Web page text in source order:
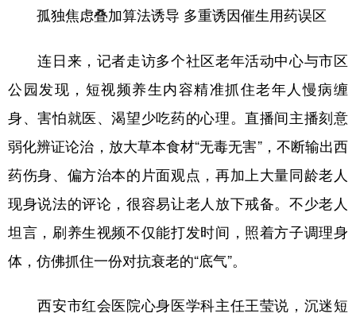
孤独焦虑叠加算法诱导 多重诱因催生用药误区
连日来，记者走访多个社区老年活动中心与市区
公园发现，短视频养生内容精准抓住老年人慢病缠
身、害怕就医、渴望少吃药的心理。直播间主播刻意
弱化辨证论治，放大草本食材“无毒无害”，不断输出西
药伤身、偏方治本的片面观点，再加上大量同龄老人
现身说法的评论，很容易让老人放下戒备。不少老人
坦言，刷养生视频不仅能打发时间，照着方子调理身
体，仿佛抓住一份对抗衰老的“底气”。
西安市红会医院心身医学科主任王莹说，沉迷短